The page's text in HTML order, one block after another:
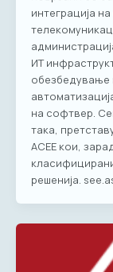
интеграција
ИТ
обезбедување
на софтвер.
така,
АСЕЕ кои,
решенија.